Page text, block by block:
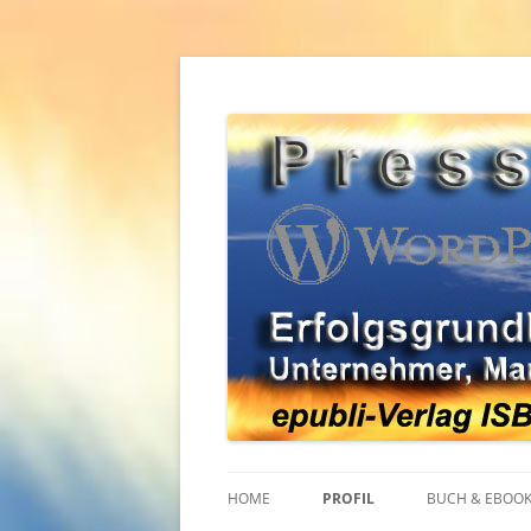
Zum
WordPress
HOME PROFIL BUCH & EBOOK